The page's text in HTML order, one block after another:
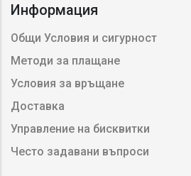
Информация
Общи Условия и сигурност
Методи за плащане
Условия за връщане
Доставка
Управление на бисквитки
Често задавани въпроси